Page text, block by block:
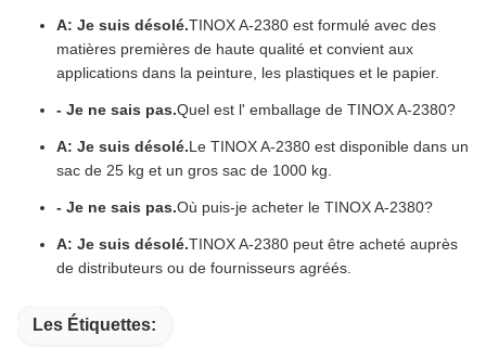
A: Je suis désolé.TINOX A-2380 est formulé avec des
matières premières de haute qualité et convient aux
applications dans la peinture, les plastiques et le papier.
- Je ne sais pas.Quel est l' emballage de TINOX A-2380?
A: Je suis désolé.Le TINOX A-2380 est disponible dans un
sac de 25 kg et un gros sac de 1000 kg.
- Je ne sais pas.Où puis-je acheter le TINOX A-2380?
A: Je suis désolé.TINOX A-2380 peut être acheté auprès
de distributeurs ou de fournisseurs agréés.
Les Étiquettes: